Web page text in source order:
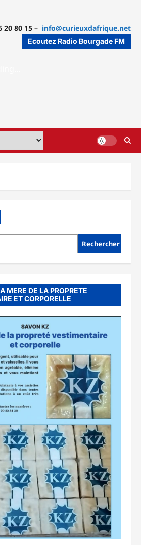
20 80 15 – info@curieuxdafrique.net
Ecoutez Radio Bourgade FM
Rechercher
MERE DE LA PROPRETE
ET CORPORELLE